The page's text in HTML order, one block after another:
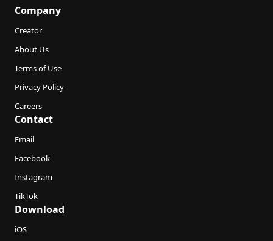
Company
Creator
About Us
Terms of Use
Privacy Policy
Careers
Contact
Email
Facebook
Instagram
TikTok
Download
iOS